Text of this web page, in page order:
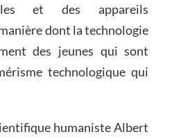
et des appareils
dont la technologie
des jeunes qui sont
technologique qui
humaniste Albert